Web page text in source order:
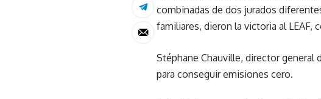
combinadas de dos jurados
familiares, dieron la victoria al
Stéphane Chauville, director
para conseguir emisiones cero.